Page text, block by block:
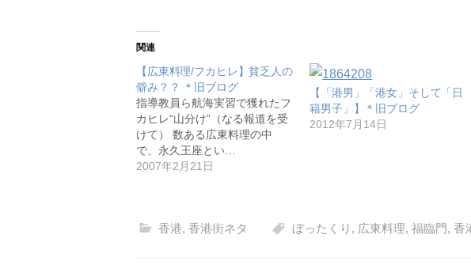
関連
【広東料理/フカヒレ】貧乏人の
僻み？？ ＊旧ブログ
指導教員ら航海実習で獲れたフ
カヒレ“山分け”（なる報道を受
けて） 数ある広東料理の中
で、永久王座とい…
2007年2月21日
【「港男」「港女」そして「日
籍男子」】＊旧ブログ
2012年7月14日
香港, 香港街ネタ ぼったくり , 広東料理, 福臨門, 香